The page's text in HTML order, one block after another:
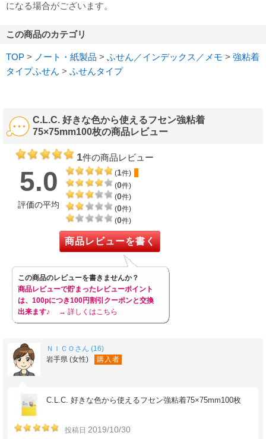
になる場合がございます。
この商品のカテゴリ
TOP > ノート・紙製品 > ふせん／インデックス／メモ > 強粘着
タイプふせん > ふせんタイプ
C.L.C. 好きな色から使えるフセン強粘着
75×75mm100枚の商品レビュー
1件の商品レビュー
5.0
評価の平均
(1件)
(0件)
(0件)
(0件)
(0件)
商品レビューを書く
この商品のレビューを書きませんか？
商品レビューで貯まったレビューポイント
は、100pにつき100円割引クーポンと交換
出来ます♪
→ 詳しくはこちら
ＮＩＣＯさん (16)
岩手県 (女性)
購入者
C.L.C. 好きな色から使えるフセン強粘着75×75mm100枚
投稿日 2019/10/30